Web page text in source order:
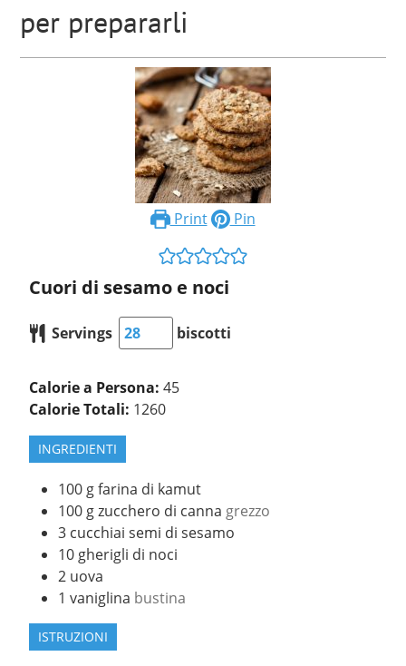
per prepararli
Print Pin
Cuori di sesamo e noci
Servings biscotti
Calorie a Persona:45
Calorie Totali: 1260
INGREDIENTI
100 gfarina di kamut
100 gzucchero di canna grezzo
3 cucchiai semi di sesamo
10 gherigli di noci
2 uova
1 vaniglina bustina
ISTRUZIONI